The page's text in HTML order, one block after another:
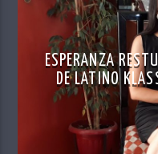
ESPERANZA
DE LATINO